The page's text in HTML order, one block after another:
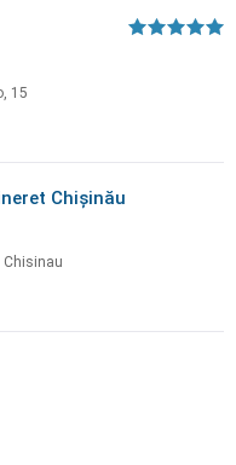
15
Chișinău
Chisinau